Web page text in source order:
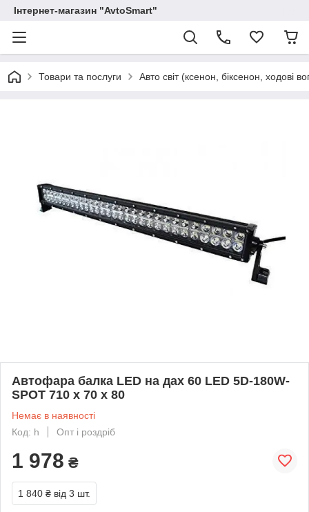
Інтернет-магазин "AvtoSmart"
Товари та послуги Авто світ (ксенон, біксенон, ходові
Автофара балка LED на дах 60 LED 5D-180W-
SPOT 710 х 70 х 80
Немає в наявності
Код: h
Опт і роздріб
1 978 ₴
1 840 ₴ від 3 шт.